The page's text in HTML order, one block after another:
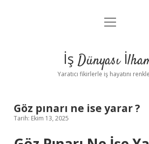
Anasayfa
Yasal Uyarı
menüyü
İş Dünyası
Yaratıcı fikirlerle iş hayatını
Göz pınarı ne ise yarar ?
Tarih: Ekim 13, 2025